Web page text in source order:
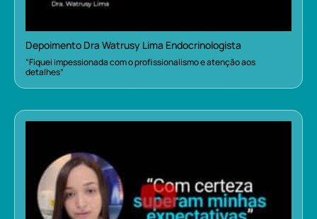
Depoimento Dra Watrusy Lima Endocrinologista
“Fiquei impessionada com o profissionalismo e atenção aos
detalhes”